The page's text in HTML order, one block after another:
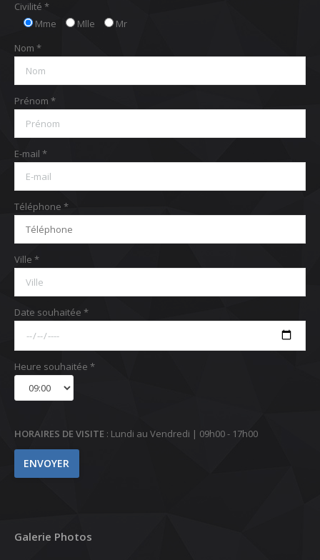
Civilité *
Mme
Mlle
Mr
Nom *
Prénom *
E-mail *
Téléphone *
Ville *
Date souhaitée *
Heure souhaitée *
HORAIRES DE VISITE : Lundi au Vendredi | 09h00 - 17h00
Galerie Photos